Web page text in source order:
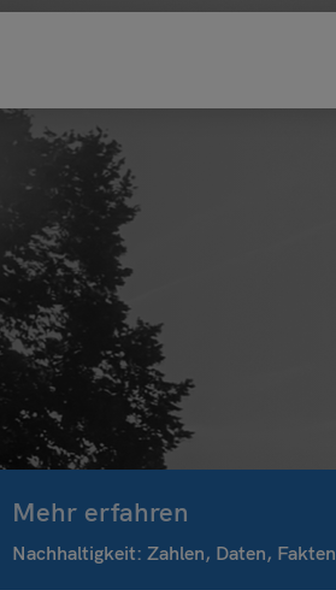
Mehr erfahren
Nachhaltigkeit: Zahlen, Daten, Fakten
das